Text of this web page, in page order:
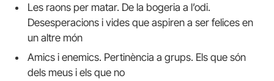
Les raons per matar. De la bogeria a l’odi.
Desesperacions i vides que aspiren a ser felices en
un altre món
Amics i enemics. Pertinència a grups. Els que són
dels meus i els que no